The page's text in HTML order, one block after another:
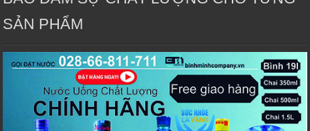
SẢN PHẨM